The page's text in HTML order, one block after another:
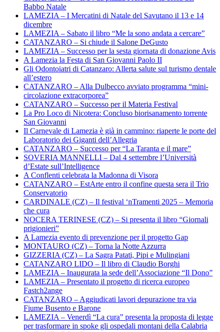
Babbo Natale
LAMEZIA – I Mercatini di Natale del Savutano il 13 e 14
dicembre
LAMEZIA – Sabato il libro “Me la sono andata a cercare”
CATANZARO – Si chiude il Salone DeGusto
LAMEZIA – Successo per la sesta giornata di donazione Avis
A Lamezia la Festa di San Giovanni Paolo II
Gli Odontoiatri di Catanzaro: Allerta salute sul turismo dentale
all’estero
CATANZARO – Alla Dulbecco avviato programma “mini-
circolazione extracorporea”
CATANZARO – Successo per il Materia Festival
La Pro Loco di Nicotera: Concluso biorisanamento torrente
San Giovanni
Il Carnevale di Lamezia è già in cammino: riaperte le porte del
Laboratorio dei Giganti dell’Allegria
CATANZARO – Successo per “La Taranta e il mare”
SOVERIA MANNELLI – Dal 4 settembre l’Università
d’Estate sull’Intelligence
A Conflenti celebrata la Madonna di Visora
CATANZARO – EstArte entro il confine questa sera il Trio
Conservatorio
CARDINALE (CZ) – Il festival ‘nTramenti 2025 – Memoria
che cura
NOCERA TERINESE (CZ) – Si presenta il libro “Giornali
prigionieri”
A Lamezia evento di prevenzione per il progetto Gap
MONTAURO (CZ) – Torna la Notte Azzurra
GIZZERIA (CZ) – La Sagra Patati, Pipi e Mulingiani
CATANZARO LIDO – Il libro di Claudio Borghi
LAMEZIA – Inaugurata la sede dell’Associazione “Il Dono”
LAMEZIA – Presentato il progetto di ricerca europeo
Fastch2ange
CATANZARO – Aggiudicati lavori depurazione tra via
Fiume Busento e Barone
LAMEZIA – Venerdì “La cura” presenta la proposta di legge
per trasformare in spoke gli ospedali montani della Calabria